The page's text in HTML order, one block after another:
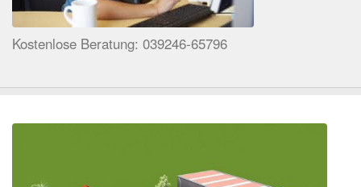
Kostenlose Beratung: 039246-65796